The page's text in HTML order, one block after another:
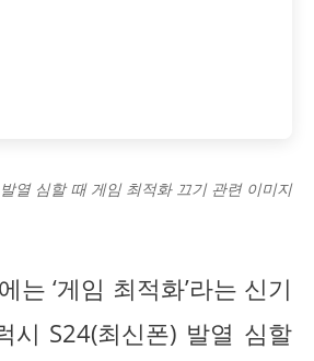
열 심할 때 게임 최적화 끄기 관련 이미지
는 ‘게임 최적화’라는 신기
시 S24(최신폰) 발열 심할